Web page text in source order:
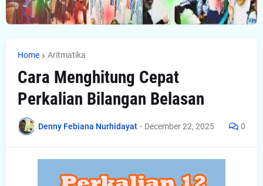
Home Aritmatika
Cara Menghitung Cepat
Perkalian Bilangan Belasan
Denny Febiana Nurhidayat - December 22, 2025 0